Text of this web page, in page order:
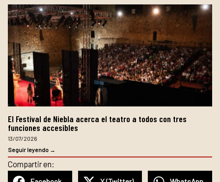
El Festival de Niebla acerca el teatro a todos con tres
funciones accesibles
13/07/2026
Seguir leyendo →
Compartir en: